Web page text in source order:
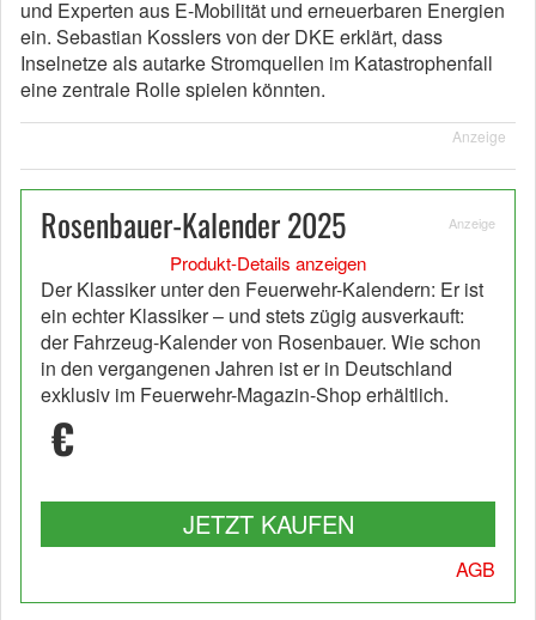
und Experten aus E-Mobilität und erneuerbaren Energien
ein. Sebastian Kosslers von der DKE erklärt, dass
Inselnetze als autarke Stromquellen im Katastrophenfall
eine zentrale Rolle spielen könnten.
Anzeige
Rosenbauer-Kalender 2025 Anzeige
Produkt-Details anzeigen
Der Klassiker unter den Feuerwehr-Kalendern: Er ist
ein echter Klassiker – und stets zügig ausverkauft:
der Fahrzeug-Kalender von Rosenbauer. Wie schon
in den vergangenen Jahren ist er in Deutschland
exklusiv im Feuerwehr-Magazin-Shop erhältlich.
€
JETZT KAUFEN
AGB